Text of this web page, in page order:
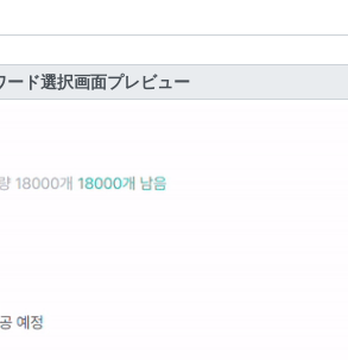
ード選択画面プレビュー